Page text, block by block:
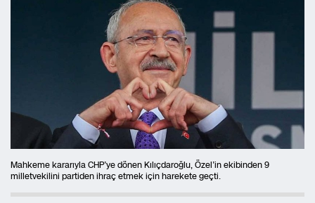
Mahkeme kararıyla CHP’ye dönen Kılıçdaroğlu, Özel’in ekibinden 9
milletvekilini partiden ihraç etmek için harekete geçti.